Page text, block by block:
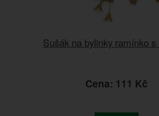
Sušák na bylinky ramínko s
Cena: 111 Kč